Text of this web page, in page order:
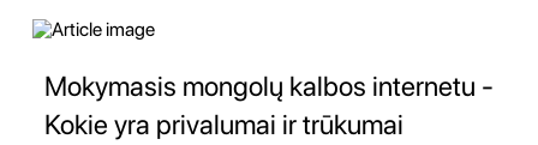
Mokymasis mongolų kalbos internetu -
Kokie yra privalumai ir trūkumai